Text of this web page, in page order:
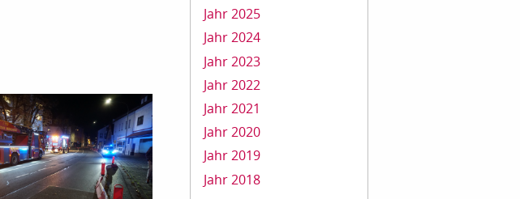
Jahr 2025
Jahr 2024
Jahr 2023
Jahr 2022
Jahr 2021
Jahr 2020
Jahr 2019
Jahr 2018